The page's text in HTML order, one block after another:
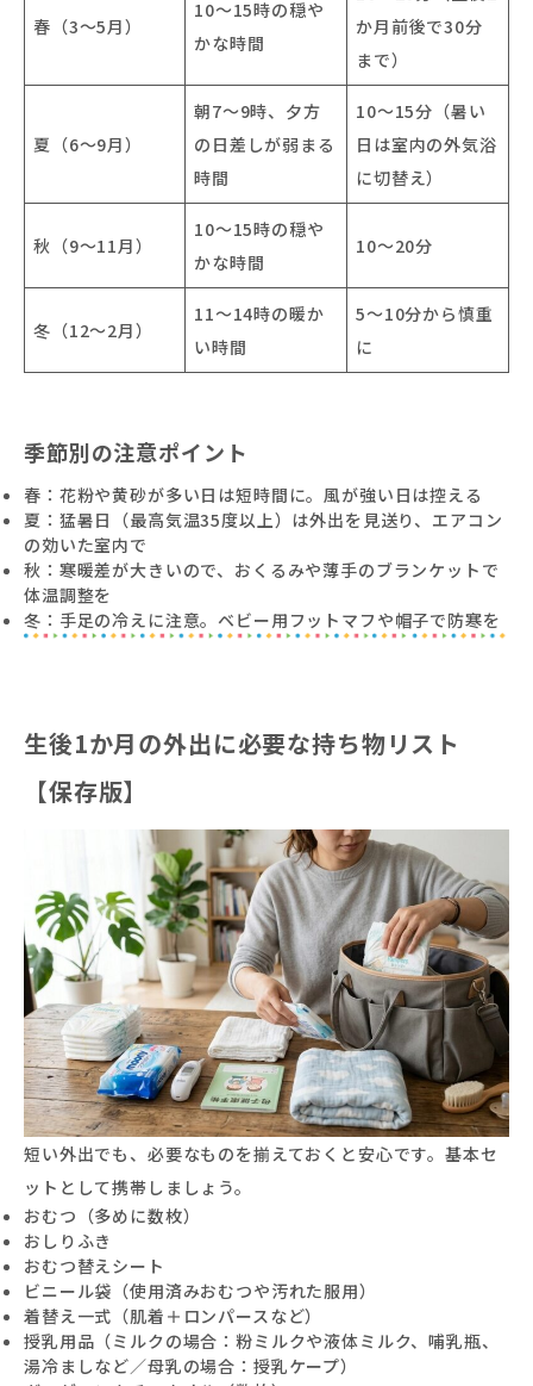
春（3〜5月）
10〜15時の穏や
かな時間
か月前後で30分
まで）
夏（6〜9月）
朝7〜9時、夕方
の日差しが弱まる
時間
10〜15分（暑い
日は室内の外気浴
に切替え）
秋（9〜11月）
10〜15時の穏や
かな時間
10〜20分
冬（12〜2月）
11〜14時の暖か
い時間
5〜10分から慎重
に
季節別の注意ポイント
春：花粉や黄砂が多い日は短時間に。風が強い日は控える
夏：猛暑日（最高気温35度以上）は外出を見送り、エアコン
の効いた室内で
秋：寒暖差が大きいので、おくるみや薄手のブランケットで
体温調整を
冬：手足の冷えに注意。ベビー用フットマフや帽子で防寒を
生後1か月の外出に必要な持ち物リスト
【保存版】
短い外出でも、必要なものを揃えておくと安心です。基本セ
ットとして携帯しましょう。
おむつ（多めに数枚）
おしりふき
おむつ替えシート
ビニール袋（使用済みおむつや汚れた服用）
着替え一式（肌着＋ロンパースなど）
授乳用品（ミルクの場合：粉ミルクや液体ミルク、哺乳瓶、
湯冷ましなど／母乳の場合：授乳ケープ）